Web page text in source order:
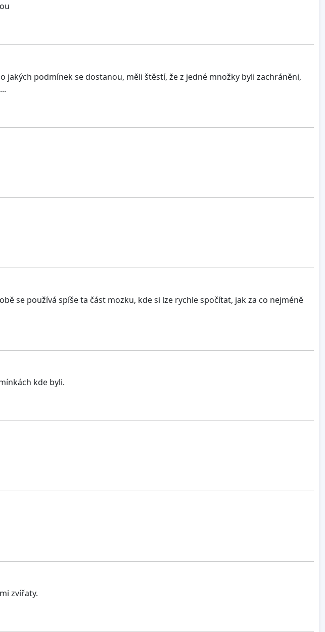
podmínek se dostanou, měli štěstí, že z jedné množky byli zachráněni,
se používá spíše ta část mozku, kde si lze rychle spočítat, jak za co nejméně
kde byli.
zvířaty.